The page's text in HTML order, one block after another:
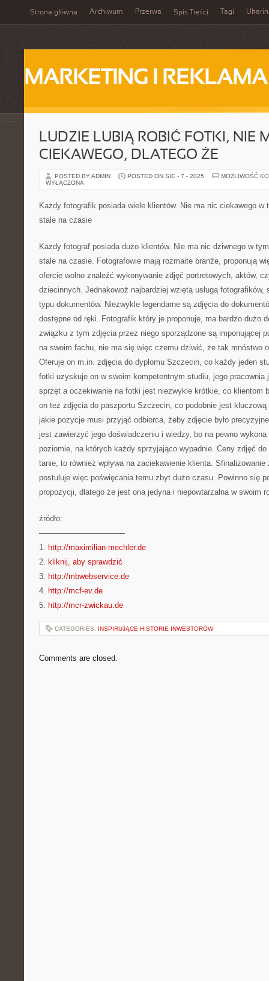
Strona główna Archiwum Przerwa Spis Treści Tagi
MARKETING I REKLAMA
LUDZIE LUBIĄ ROBIĆ FOTKI, NIE
CIEKAWEGO, DLATEGO ŻE
POSTED BY ADMIN POSTED ON SIE - 7 - 2025
MOŻLIWOŚĆ
WYŁĄCZONA
Każdy fotografik posiada wiele klientów. Nie ma nic ciekawego w
stale na czasie
Każdy fotograf posiada dużo klientów. Nie ma nic dziwnego w
stale na czasie. Fotografowie mają rozmaite branże, proponują
ofercie wolno znaleźć wykonywanie zdjęć portretowych, aktów,
dziecinnych. Jednakowoż najbardziej wziętą usługą fotografików,
typu dokumentów. Niezwykle legendarne są zdjęcia do
dostępne od ręki. Fotografik który je proponuje, ma bardzo dużo
związku z tym zdjęcia przez niego sporządzone są imponującej
na swoim fachu, nie ma się więc czemu dziwić, że tak mnóstwo
Oferuje on m.in. zdjęcia do dyplomu Szczecin, co każdy jeden
fotki uzyskuje on w swoim kompetentnym studiu, jego pracownia
sprzęt a oczekiwanie na fotki jest niezwykle krótkie, co klientom
on też zdjęcia do paszportu Szczecin, co podobnie jest
jakie pozycje musi przyjąć odbiorca, żeby zdjęcie było
jest zawierzyć jego doświadczeniu i wiedzy, bo na pewno
poziomie, na których każdy sprzyjająco wypadnie. Ceny zdjęć
tanie, to również wpływa na zaciekawienie klienta.
postuluje więc poświęcania temu zbyt dużo czasu. Powinno się
propozycji, dlatego że jest ona jedyna i niepowtarzalna w swoim
źródło:
———————————
1. http://maximilian-mechler.de
2. kliknij, aby sprawdzić
3. http://mbwebservice.de
4. http://mcf-ev.de
5. http://mcr-zwickau.de
CATEGORIES: INSPIRUJĄCE HISTORIE INWESTORÓW
Comments are closed.